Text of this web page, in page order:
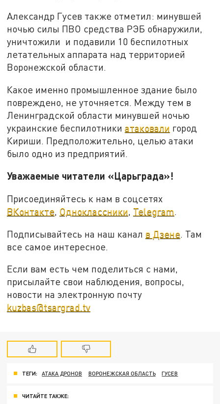
Александр Гусев также отметил: минувшей
ночью силы ПВО средства РЭБ обнаружили,
уничтожили и подавили 10 беспилотных
летательных аппарата над территорией
Воронежской области.
Какое именно промышленное здание было
повреждено, не уточняется. Между тем в
Ленинградской области минувшей ночью
украинские беспилотникиатаковали город
Кириши. Предположительно, целью атаки
было одно из предприятий.
Уважаемые читатели «Царьграда»!
Присоединяйтесь к нам в соцсетях
ВКонтакте, Одноклассники, Telegram.
Подписывайтесь на наш канал в Дзене. Там
все самое интересное.
Если вам есть чем поделиться с нами,
присылайте свои наблюдения, вопросы,
новости на электронную почту
kuzbas@tsargrad.tv
ТЕГИ: АТАКА ДРОНОВ ВОРОНЕЖСКАЯ ОБЛАСТЬ ГУСЕВ
ЧИТАЙТЕ ТАКЖЕ: